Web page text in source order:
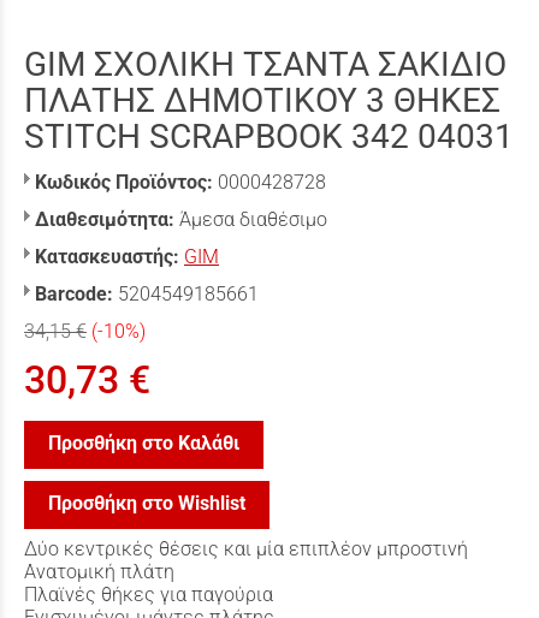
GIM ΣΧΟΛΙΚΗ ΤΣΑΝΤΑ ΣΑΚΙΔΙΟ
ΠΛΑΤΗΣ ΔΗΜΟΤΙΚΟΥ 3 ΘΗΚΕΣ
STITCH SCRAPBOOK 342 04031
Κωδικός Προϊόντος: 0000428728
Διαθεσιμότητα: Άμεσα διαθέσιμο
Κατασκευαστής: GIM
Barcode: 5204549185661
34,15 € (-10%)
30,73 €
Προσθήκη στο Καλάθι
Προσθήκη στο Wishlist
Δύο κεντρικές θέσεις και μία επιπλέον μπροστινή
Ανατομική πλάτη
Πλαϊνές θήκες για παγούρια